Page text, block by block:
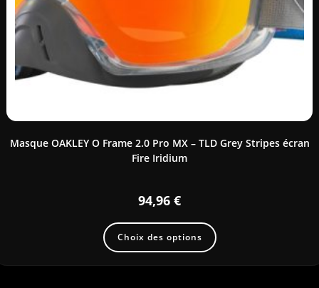
Masque OAKLEY O Frame 2.0 Pro MX – TLD Grey Stripes écran
Fire Iridium
94,96 €
Choix des options